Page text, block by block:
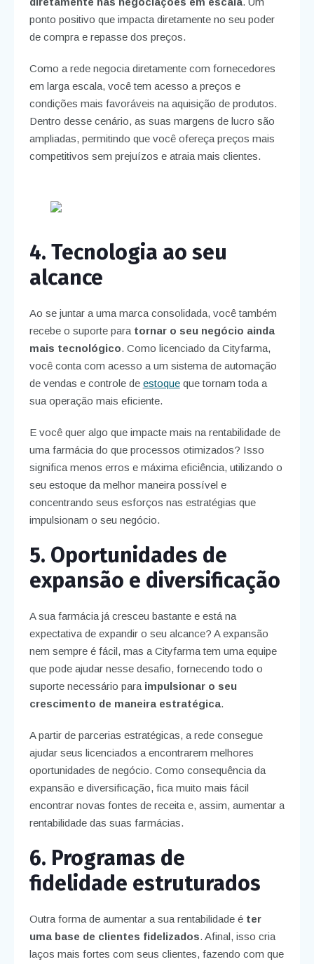
ponto positivo que impacta diretamente no seu poder
de compra e repasse dos preços.
Como a rede negocia diretamente com fornecedores
em larga escala, você tem acesso a preços e
condições mais favoráveis na aquisição de produtos.
Dentro desse cenário, as suas margens de lucro são
ampliadas, permitindo que você ofereça preços mais
competitivos sem prejuízos e atraia mais clientes.
4. Tecnologia ao seu
alcance
Ao se juntar a uma marca consolidada, você também
recebe o suporte para tornar o seu negócio ainda
mais tecnológico. Como licenciado da Cityfarma,
você conta com acesso a um sistema de automação
de vendas e controle de estoqueque tornam toda a
sua operação mais eficiente.
E você quer algo que impacte mais na rentabilidade de
uma farmácia do que processos otimizados? Isso
significa menos erros e máxima eficiência, utilizando o
seu estoque da melhor maneira possível e
concentrando seus esforços nas estratégias que
impulsionam o seu negócio.
5. Oportunidades de
expansão e diversificação
A sua farmácia já cresceu bastante e está na
expectativa de expandir o seu alcance? A expansão
nem sempre é fácil, mas a Cityfarma tem uma equipe
que pode ajudar nesse desafio, fornecendo todo o
suporte necessário para impulsionar o seu
crescimento de maneira estratégica.
A partir de parcerias estratégicas, a rede consegue
ajudar seus licenciados a encontrarem melhores
oportunidades de negócio. Como consequência da
expansão e diversificação, fica muito mais fácil
encontrar novas fontes de receita e, assim, aumentar a
rentabilidade das suas farmácias.
6. Programas de
fidelidade estruturados
Outra forma de aumentar a sua rentabilidade é ter
uma base de clientes fidelizados. Afinal, isso cria
laços mais fortes com seus clientes, fazendo com que